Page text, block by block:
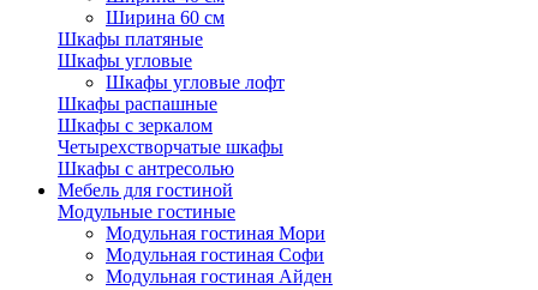
Ширина 60 см
Шкафы платяные
Шкафы угловые
Шкафы угловые лофт
Шкафы распашные
Шкафы с зеркалом
Четырехстворчатые шкафы
Шкафы с антресолью
Мебель для гостиной
Модульные гостиные
Модульная гостиная Мори
Модульная гостиная Софи
Модульная гостиная Айден